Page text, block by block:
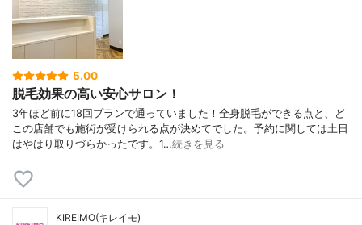
5.00
脱毛効果の高い安心サロン！
3年ほど前に18回プランで通っていました！全身脱毛ができる点と、ど
この店舗でも施術が受けられる点が決めてでした。予約に関しては土日
はやはり取りづらかったです。1…続きを見る
KIREIMO(キレイモ)